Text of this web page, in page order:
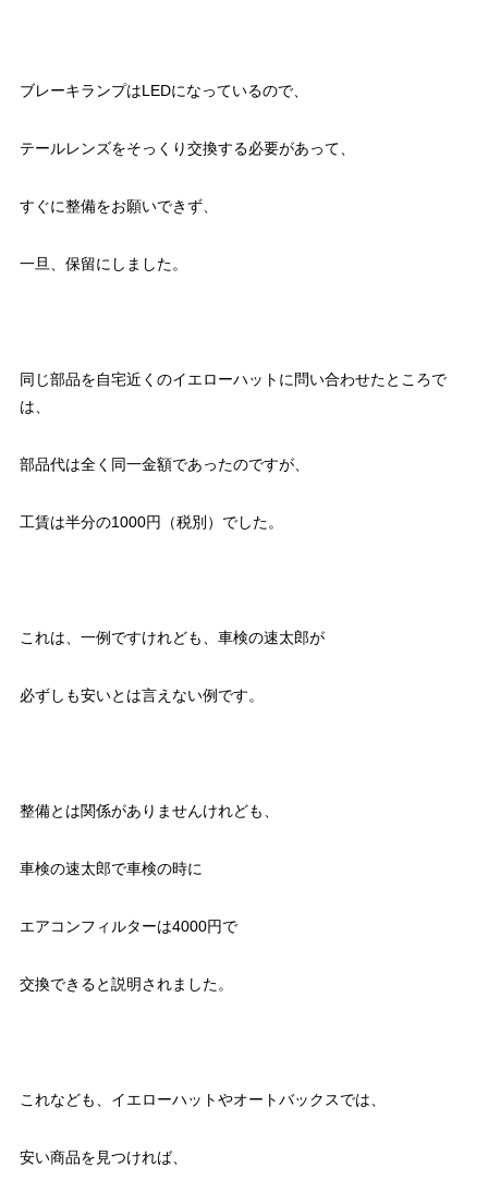
ブレーキランプはLEDになっているので、
テールレンズをそっくり交換する必要があって、
すぐに整備をお願いできず、
一旦、保留にしました。
同じ部品を自宅近くのイエローハットに問い合わせたところで
は、
部品代は全く同一金額であったのですが、
工賃は半分の1000円（税別）でした。
これは、一例ですけれども、車検の速太郎が
必ずしも安いとは言えない例です。
整備とは関係がありませんけれども、
車検の速太郎で車検の時に
エアコンフィルターは4000円で
交換できると説明されました。
これなども、イエローハットやオートバックスでは、
安い商品を見つければ、